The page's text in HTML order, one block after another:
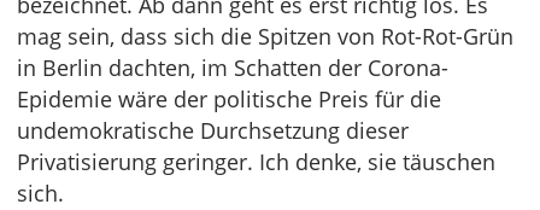
mag sein, dass sich die Spitzen von Rot-Rot-Grün
in Berlin dachten, im Schatten der Corona-
Epidemie wäre der politische Preis für die
undemokratische Durchsetzung dieser
Privatisierung geringer. Ich denke, sie täuschen
sich.